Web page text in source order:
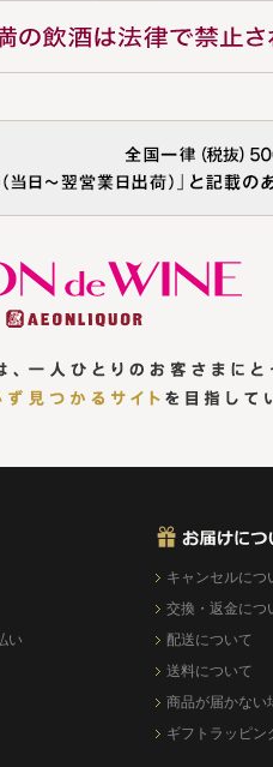
い
キャンセルにつ
交換・返金につ
配送について
送料について
商品が届かない
ギフトラッピン